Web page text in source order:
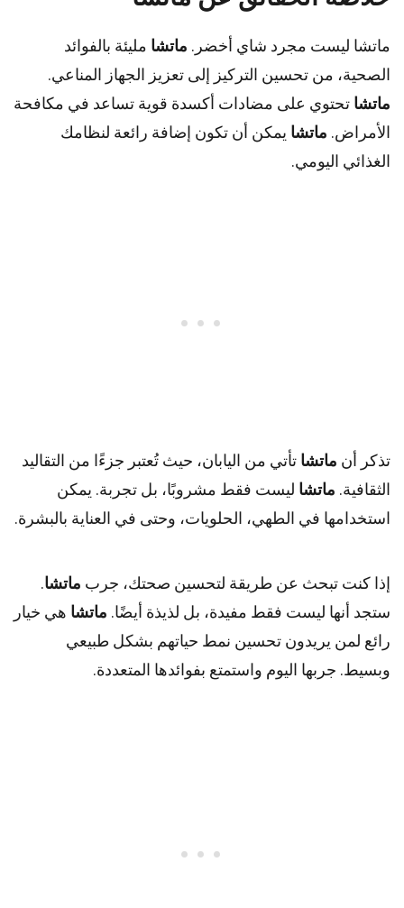
ماتشا ليست مجرد شاي أخضر. ماتشا مليئة بالفوائد
الصحية، من تحسين التركيز إلى تعزيز الجهاز المناعي.
ماتشا تحتوي على مضادات أكسدة قوية تساعد في مكافحة
الأمراض. ماتشا يمكن أن تكون إضافة رائعة لنظامك
الغذائي اليومي.
تذكر أن ماتشا تأتي من اليابان، حيث تُعتبر جزءًا من التقاليد
الثقافية. ماتشا ليست فقط مشروبًا، بل تجربة. يمكن
استخدامها في الطهي، الحلويات، وحتى في العناية بالبشرة.
إذا كنت تبحث عن طريقة لتحسين صحتك، جرب ماتشا.
ستجد أنها ليست فقط مفيدة، بل لذيذة أيضًا. ماتشا هي خيار
رائع لمن يريدون تحسين نمط حياتهم بشكل طبيعي
وبسيط. جربها اليوم واستمتع بفوائدها المتعددة.